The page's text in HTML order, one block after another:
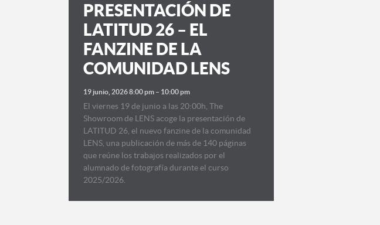
PRESENTACIÓN DE
LATITUD 26 – EL
FANZINE DE LA
COMUNIDAD LENS
19 junio, 2026 8:00 pm – 10:00 pm
El viernes 19 de junio a las 20:00h, The
Showroom de LENS acoge la presentación de
LATITUD 26, el nuevo fanzine de la comunidad
LENS, una publicación de más de 140 páginas
que reúne los trabajos realizados por el
alumnado de fotografía durante el curso
2025/2026.